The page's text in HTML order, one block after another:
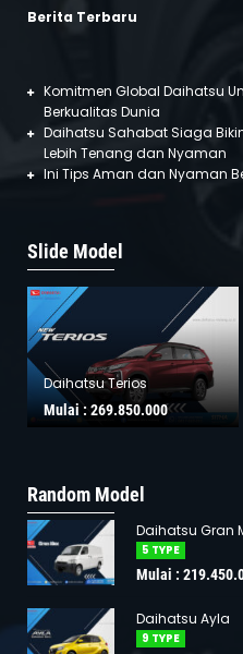
Berita Terbaru
Komitmen Global Daihatsu
Berkualitas Dunia
Daihatsu Sahabat Siaga
Lebih Tenang dan Nyaman
Ini Tips Aman dan Nyaman
Slide Model
Daihatsu Terios
Mulai :269.850.000
Random Model
Daihatsu Gran
5 TYPE
Mulai :
Daihatsu Ayla
9 TYPE